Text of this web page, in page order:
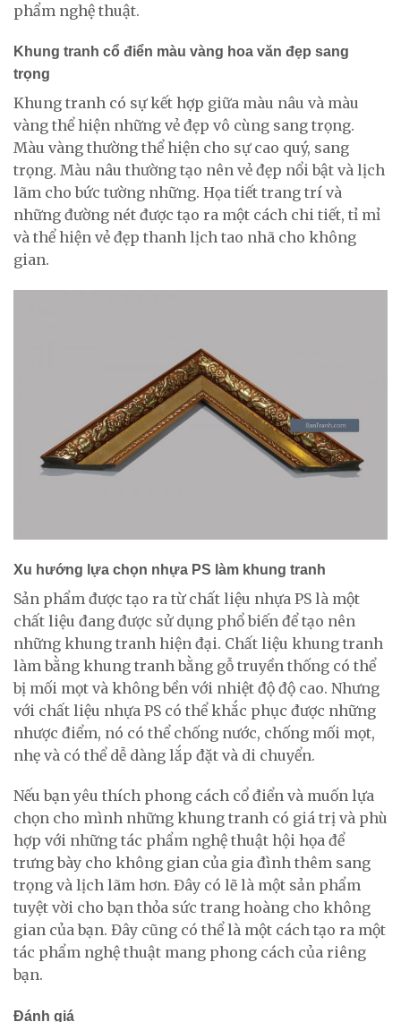
phẩm nghệ thuật.
Khung tranh cổ điển màu vàng hoa văn đẹp sang
trọng
Khung tranh có sự kết hợp giữa màu nâu và màu
vàng thể hiện những vẻ đẹp vô cùng sang trọng.
Màu vàng thường thể hiện cho sự cao quý, sang
trọng. Màu nâu thường tạo nên vẻ đẹp nổi bật và lịch
lãm cho bức tường những. Họa tiết trang trí và
những đường nét được tạo ra một cách chi tiết, tỉ mỉ
và thể hiện vẻ đẹp thanh lịch tao nhã cho không
gian.
Xu hướng lựa chọn nhựa PS làm khung tranh
Sản phẩm được tạo ra từ chất liệu nhựa PS là một
chất liệu đang được sử dụng phổ biến để tạo nên
những khung tranh hiện đại. Chất liệu khung tranh
làm bằng khung tranh bằng gỗ truyền thống có thể
bị mối mọt và không bền với nhiệt độ độ cao. Nhưng
với chất liệu nhựa PS có thể khắc phục được những
nhược điểm, nó có thể chống nước, chống mối mọt,
nhẹ và có thể dễ dàng lắp đặt và di chuyển.
Nếu bạn yêu thích phong cách cổ điển và muốn lựa
chọn cho mình những khung tranh có giá trị và phù
hợp với những tác phẩm nghệ thuật hội họa để
trưng bày cho không gian của gia đình thêm sang
trọng và lịch lãm hơn. Đây có lẽ là một sản phẩm
tuyệt vời cho bạn thỏa sức trang hoàng cho không
gian của bạn. Đây cũng có thể là một cách tạo ra một
tác phẩm nghệ thuật mang phong cách của riêng
bạn.
Đánh giá